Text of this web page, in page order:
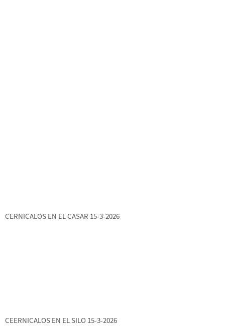
CERNICALOS EN EL CASAR 15-3-2026
CEERNICALOS EN EL SILO 15-3-2026